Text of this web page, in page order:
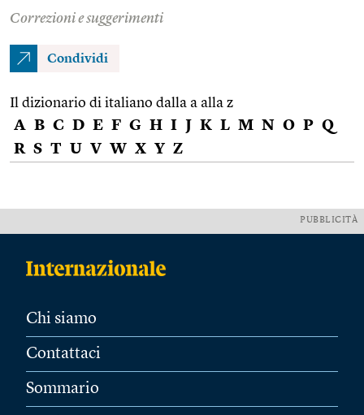
Correzioni e suggerimenti
Condividi
Il dizionario di italiano dalla a alla z
A B C D E F G H I J K L M N O P Q
R S T U V W X Y Z
PUBBLICITÀ
Chi siamo
Contattaci
Sommario